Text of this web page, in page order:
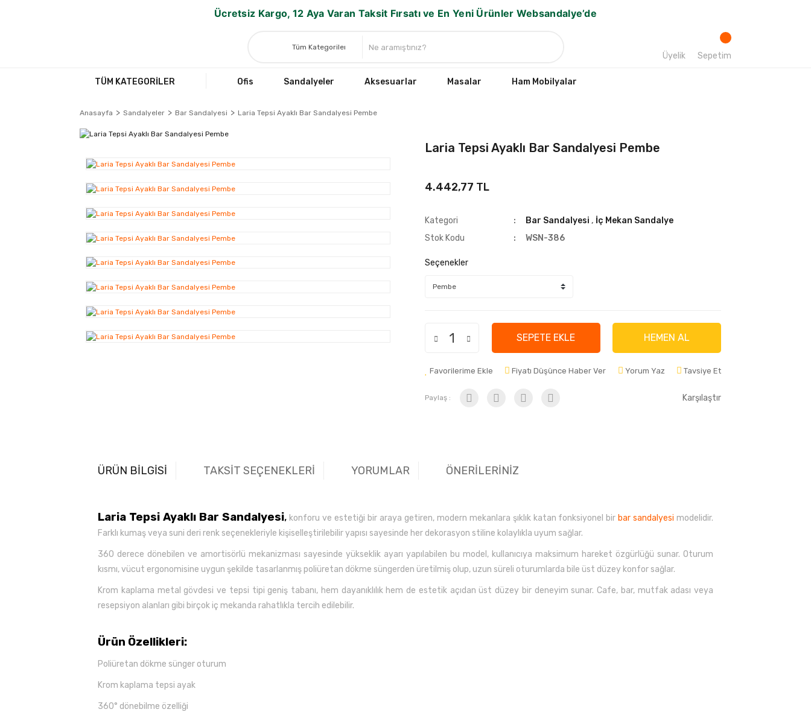
Ücretsiz Kargo, 12 Aya Varan Taksit Fırsatı ve En Yeni Ürünler Websandalye’de
Üyelik Sepetim
TÜM KATEGORİLER Ofis Sandalyeler Aksesuarlar Masalar Ham Mobilyalar
Anasayfa Sandalyeler Bar Sandalyesi Laria Tepsi Ayaklı Bar Sandalyesi Pembe
Laria Tepsi Ayaklı Bar Sandalyesi Pembe
4.442,77 TL
Kategori Bar Sandalyesi , İç Mekan Sandalye
Stok Kodu
WSN-386
Seçenekler
SEPETE EKLE HEMEN AL
Favorilerime Ekle Fiyatı Düşünce Haber Ver Yorum Yaz Tavsiye Et
Paylaş : Karşılaştır
ÜRÜN BİLGİSİ TAKSİT SEÇENEKLERİ YORUMLAR ÖNERİLERİNİZ
Laria Tepsi Ayaklı Bar Sandalyesi, konforu ve estetiği bir araya getiren, modern mekanlara şıklık katan fonksiyonel bir bar sandalyesi modelidir.
Farklı kumaş veya suni deri renk seçenekleriyle kişiselleştirilebilir yapısı sayesinde her dekorasyon stiline kolaylıkla uyum sağlar.
360 derece dönebilen ve amortisörlü mekanizması sayesinde yükseklik ayarı yapılabilen bu model, kullanıcıya maksimum hareket özgürlüğü sunar. Oturum
kısmı, vücut ergonomisine uygun şekilde tasarlanmış poliüretan dökme süngerden üretilmiş olup, uzun süreli oturumlarda bile üst düzey konfor sağlar.
Krom kaplama metal gövdesi ve tepsi tipi geniş tabanı, hem dayanıklılık hem de estetik açıdan üst düzey bir deneyim sunar. Cafe, bar, mutfak adası veya
resepsiyon alanları gibi birçok iç mekanda rahatlıkla tercih edilebilir.
Ürün Özellikleri:
Poliüretan dökme sünger oturum
Krom kaplama tepsi ayak
360° dönebilme özelliği